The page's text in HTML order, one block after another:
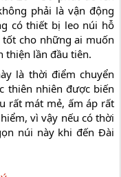
phải là vận động
có thiết bị leo núi hỗ
cho những ai muốn
thiện lần đầu tiên.
là thời điểm chuyển
thiên nhiên được biến
rất mát mẻ, ấm áp rất
vì vậy nếu có thời
núi này khi đến Đài